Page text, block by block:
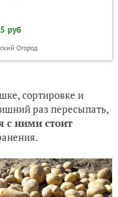
руб
Огород
сортировке и
раз пересыпать,
с ними стоит